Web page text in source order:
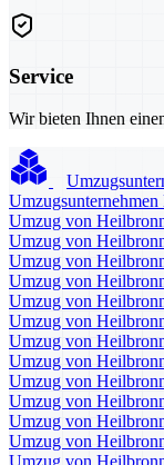
Service
Wir bieten Ihnen
Umzug von
Umzug von
Umzug von
Umzug von
Umzug von
Umzug von
Umzug von
Umzug von
Umzug von
Umzug von
Umzug von
Umzug von